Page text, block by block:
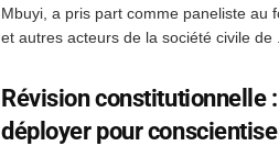
Mbuyi, a pris part comme paneliste au
et autres acteurs de la société civile de
Révision constitutionnelle
déployer pour